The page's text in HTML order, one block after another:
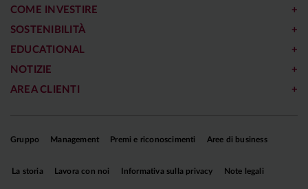
COME INVESTIRE
SOSTENIBILITÀ
EDUCATIONAL
NOTIZIE
AREA CLIENTI
Gruppo Management Premi e riconoscimenti Aree di business
La storia Lavora con noi Informativa sulla privacy Note legali